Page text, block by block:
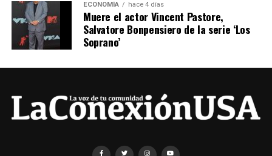
ECONOMÍA hace 4 días
Muere el actor Vincent Pastore,
Salvatore Bonpensiero de la serie ‘Los
Soprano’